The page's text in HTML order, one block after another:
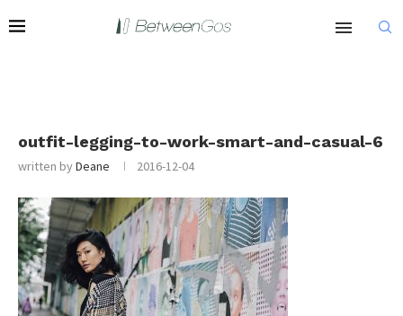
outfit-legging-to-work-smart-and-casual-6
written byDeane 2016-12-04